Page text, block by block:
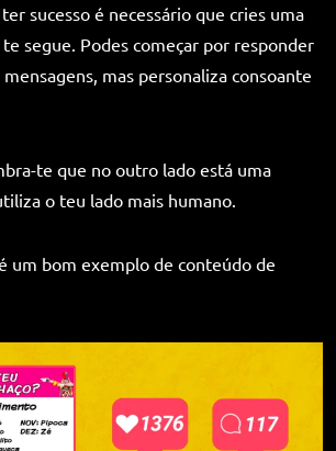
sucesso é necessário que cries uma
segue. Podes começar por responder
mas personaliza consoante
te que no outro lado está uma
o teu lado mais humano.
um bom exemplo de conteúdo de